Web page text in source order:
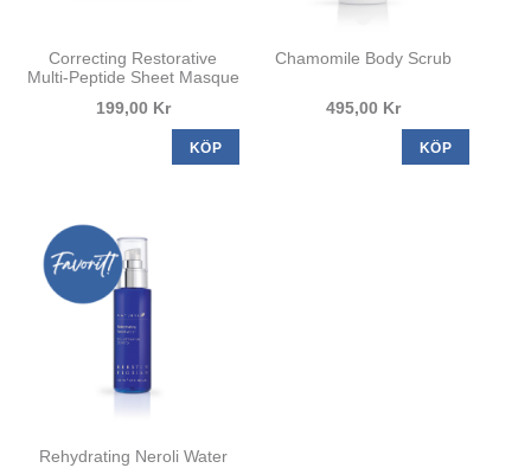
Correcting Restorative
Multi-Peptide Sheet Masque
199,00 Kr
KÖP
Chamomile Body Scrub
495,00 Kr
KÖP
Rehydrating Neroli Water